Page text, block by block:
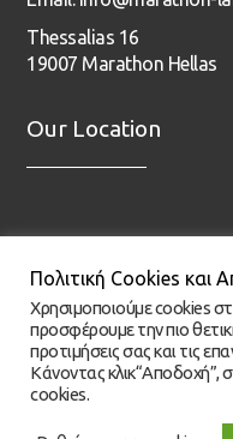
Thessalias 16
19007 Marathon Hellas
Our Location
Πολιτική Cookies και
Χρησιμοποιούμε cookies
προσφέρουμε την πιο
προτιμήσεις σας και τις
Κάνοντας κλικ“Αποδοχή”,
cookies.